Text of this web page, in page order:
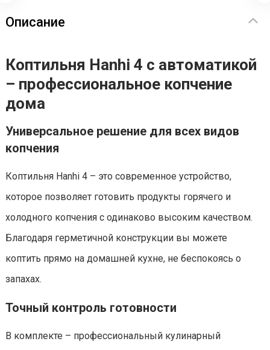
Описание
Коптильня Hanhi 4 с автоматикой
– профессиональное копчение
дома
Универсальное решение для всех видов
копчения
Коптильня Hanhi 4 – это современное устройство,
которое позволяет готовить продукты горячего и
холодного копчения с одинаково высоким качеством.
Благодаря герметичной конструкции вы можете
коптить прямо на домашней кухне, не беспокоясь о
запахах.
Точный контроль готовности
В комплекте – профессиональный кулинарный